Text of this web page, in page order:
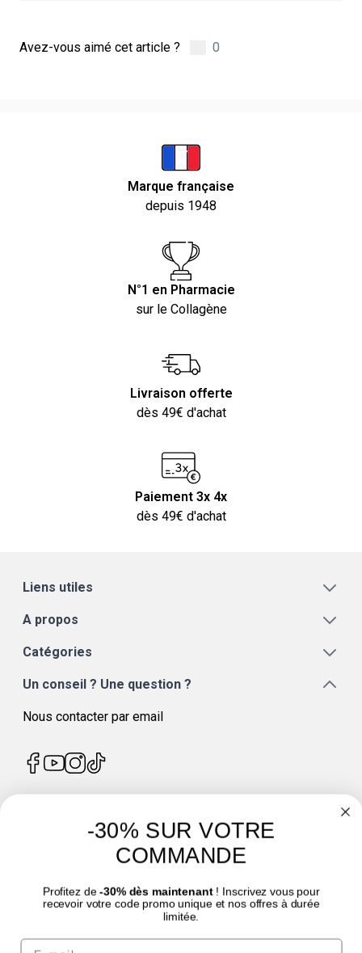
Avez-vous aimé cet article ? 0
Marque française
depuis 1948
N°1 en Pharmacie
sur le Collagène
Livraison offerte
dès 49€ d'achat
Paiement 3x 4x
dès 49€ d'achat
Liens utiles
A propos
Catégories
Un conseil ? Une question ?
Nous contacter par email
4.7/5
© Laboratoire des GRANIONS 2026 | Paiement sécurisé | *Norme AFNOR NF EN
-30% SUR VOTRE
COMMANDE
Profitez de -30% dès maintenant! Inscrivez vous pour
recevoir votre code promo unique et nos offres à durée
limitée.
Email